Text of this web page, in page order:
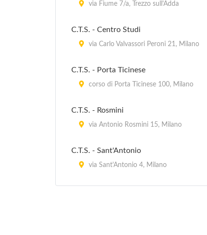
Stazione Carabinieri Milano Barona
Stazione Carabinieri Milano Crescenzago
Stazione Carabinieri Milano Gorla
via Prospero Finzi 10, Milano
via Gratasoglio 63, Milano
via Fiume 7/a, Trezzo sull'Adda
C.T.S. - Centro Studi
via Carlo Valvassori Peroni 21, Milano
C.T.S. - Porta Ticinese
corso di Porta Ticinese 100, Milano
C.T.S. - Rosmini
via Antonio Rosmini 15, Milano
C.T.S. - Sant'Antonio
via Sant'Antonio 4, Milano